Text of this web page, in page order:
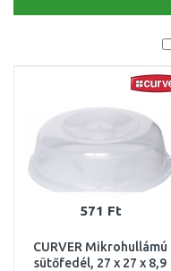
571 Ft
CURVER Mikrohullámú
sütőfedél, 27 x 27 x 8,9